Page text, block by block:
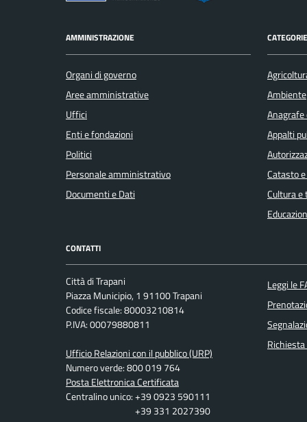
AMMINISTRAZIONE
Organi di governo
Aree amministrative
Uffici
Enti e fondazioni
Politici
Personale amministrativo
Documenti e Dati
Ambiente
Appalti
Catasto
Cultura e
CONTATTI
Città di Trapani
Piazza Municipio, 1 91100 Trapani
Codice fiscale: 80003210814
P.IVA: 00079880811
Ufficio Relazioni con il pubblico (URP)
Numero verde: 800 019 764
Posta Elettronica Certificata
Centralino unico: +39 0923 590111
+39 331 2027390
Leggi le